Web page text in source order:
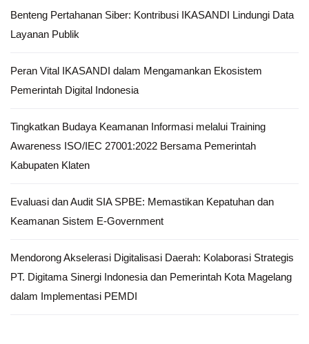
Benteng Pertahanan Siber: Kontribusi IKASANDI Lindungi Data
Layanan Publik
Peran Vital IKASANDI dalam Mengamankan Ekosistem
Pemerintah Digital Indonesia
Tingkatkan Budaya Keamanan Informasi melalui Training
Awareness ISO/IEC 27001:2022 Bersama Pemerintah
Kabupaten Klaten
Evaluasi dan Audit SIA SPBE: Memastikan Kepatuhan dan
Keamanan Sistem E-Government
Mendorong Akselerasi Digitalisasi Daerah: Kolaborasi Strategis
PT. Digitama Sinergi Indonesia dan Pemerintah Kota Magelang
dalam Implementasi PEMDI